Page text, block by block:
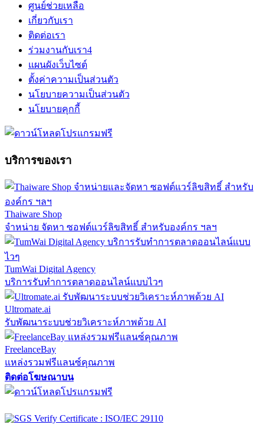
ศูนย์ช่วยเหลือ
เกี่ยวกับเรา
ติดต่อเรา
ร่วมงานกับเรา4
แผนผังเว็บไซต์
ตั้งค่าความเป็นส่วนตัว
นโยบายความเป็นส่วนตัว
นโยบายคุกกี้
บริการของเรา
Thaiware Shop
จำหน่าย จัดหา ซอฟต์แวร์ลิขสิทธิ์ สำหรับองค์กร ฯลฯ
TumWai Digital Agency
บริการรับทำการตลาดออนไลน์แบบไวๆ
Ultromate.ai
รับพัฒนาระบบช่วยวิเคราะห์ภาพด้วย AI
FreelanceBay
แหล่งรวมฟรีแลนซ์คุณภาพ
ติดต่อโฆษณาบน